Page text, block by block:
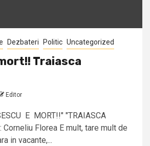
Dezbateri Politic Uncategorized
Traiasca
Editor
E MORT!!" "TRAIASCA
Corneliu Florea E mult, tare mult de
in vacante,...